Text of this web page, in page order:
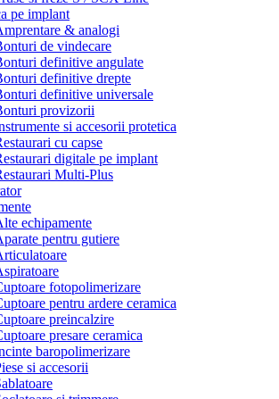
pe implant
& analogi
de vindecare
definitive angulate
definitive drepte
definitive universale
provizorii
si accesorii protetica
cu capse
digitale pe implant
Multi-Plus
echipamente
pentru gutiere
fotopolimerizare
pentru ardere ceramica
preincalzire
presare ceramica
baropolimerizare
si accesorii